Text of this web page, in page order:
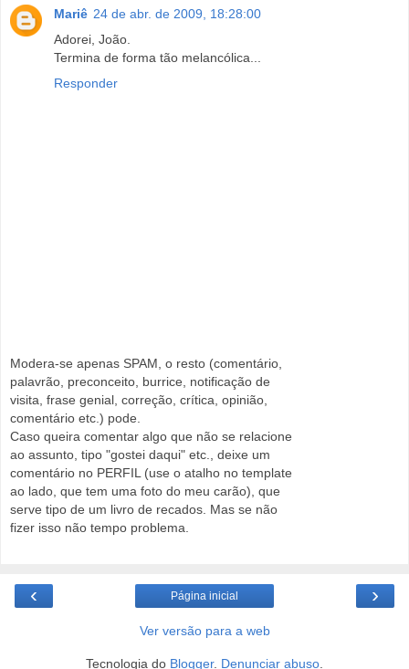
Mariê 24 de abr. de 2009, 18:28:00
Adorei, João.
Termina de forma tão melancólica...
Responder
Modera-se apenas SPAM, o resto (comentário,
palavrão, preconceito, burrice, notificação de
visita, frase genial, correção, crítica, opinião,
comentário etc.) pode.
Caso queira comentar algo que não se relacione
ao assunto, tipo "gostei daqui" etc., deixe um
comentário no PERFIL (use o atalho no template
ao lado, que tem uma foto do meu carão), que
serve tipo de um livro de recados. Mas se não
fizer isso não tempo problema.
‹ ›
Página inicial
Ver versão para a web
Tecnologia do Blogger. Denunciar abuso